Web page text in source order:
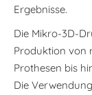
Ergebnisse.
Die Mikro-3D-
Produktion von
Prothesen bis
Die